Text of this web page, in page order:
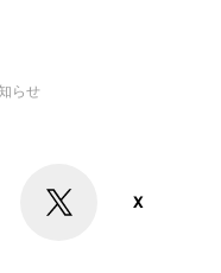
らせ
X